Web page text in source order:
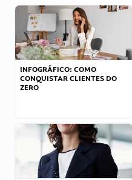
INFOGRÁFICO: COMO
CONQUISTAR CLIENTES DO
ZERO